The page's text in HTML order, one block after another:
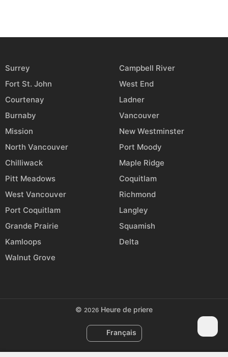
Surrey
Campbell River
Fort St. John
West End
Courtenay
Ladner
Burnaby
Vancouver
Mission
New Westminster
North Vancouver
Port Moody
Chilliwack
Maple Ridge
Pitt Meadows
Coquitlam
West Vancouver
Richmond
Port Coquitlam
Langley
Grande Prairie
Squamish
Kamloops
Delta
Walnut Grove
© 2026 Heure de priere
Français